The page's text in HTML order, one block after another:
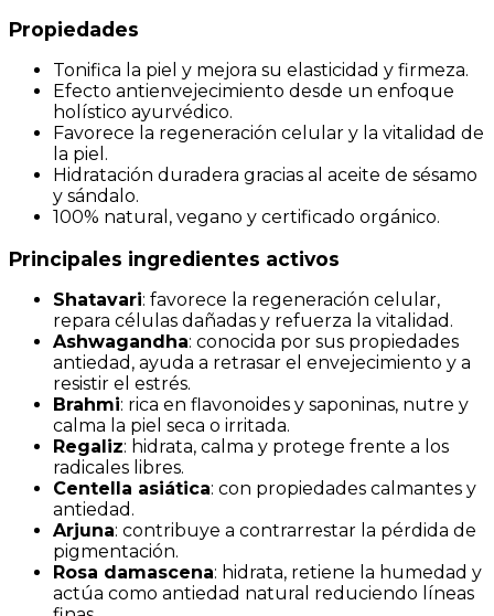
Propiedades
Tonifica la piel y mejora su elasticidad y firmeza.
Efecto antienvejecimiento desde un enfoque
holístico ayurvédico.
Favorece la regeneración celular y la vitalidad de
la piel.
Hidratación duradera gracias al aceite de sésamo
y sándalo.
100% natural, vegano y certificado orgánico.
Principales ingredientes activos
Shatavari: favorece la regeneración celular,
repara células dañadas y refuerza la vitalidad.
Ashwagandha: conocida por sus propiedades
antiedad, ayuda a retrasar el envejecimiento y a
resistir el estrés.
Brahmi: rica en flavonoides y saponinas, nutre y
calma la piel seca o irritada.
Regaliz: hidrata, calma y protege frente a los
radicales libres.
Centella asiática: con propiedades calmantes y
antiedad.
Arjuna: contribuye a contrarrestar la pérdida de
pigmentación.
Rosa damascena: hidrata, retiene la humedad y
actúa como antiedad natural reduciendo líneas